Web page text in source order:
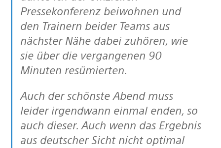
Pressekonferenz beiwohnen und
den Trainern beider Teams aus
nächster Nähe dabei zuhören, wie
sie über die vergangenen 90
Minuten resümierten.
Auch der schönste Abend muss
leider irgendwann einmal enden, so
auch dieser. Auch wenn das Ergebnis
aus deutscher Sicht nicht optimal